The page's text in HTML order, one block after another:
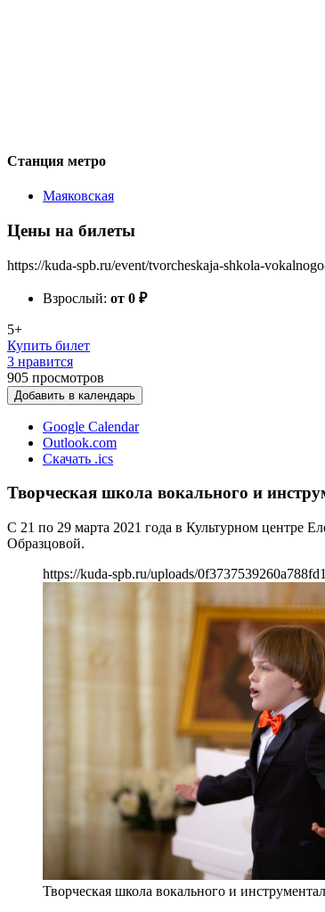
Станция метро
Маяковская
Цены на билеты
https://kuda-spb.ru/event/tvorcheskaja-shkola-
Взрослый: от 0 ₽
5+
Купить билет
3 нравится
905 просмотров
Добавить в календарь
Google Calendar
Outlook.com
Скачать .ics
Творческая школа вокального и
С 21 по 29 марта 2021 года в Культурном центре
Образцовой.
https://kuda-spb.ru/uploads/
Творческая школа вокального и